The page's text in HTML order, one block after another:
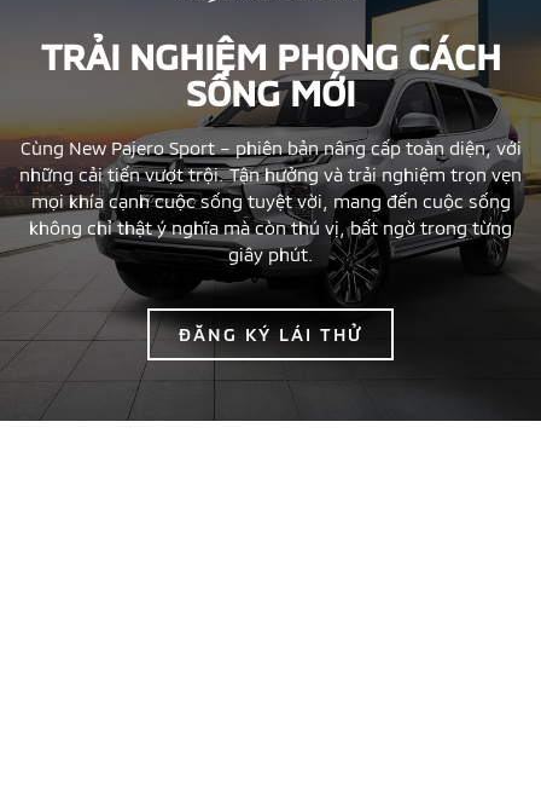
TRẢI NGHIỆM PHONG CÁCH
SỐNG MỚI
Cùng New Pajero Sport – phiên bản nâng cấp toàn diện, với
những cải tiến vượt trội. Tận hưởng và trải nghiệm trọn vẹn
mọi khía cạnh cuộc sống tuyệt vời, mang đến cuộc sống
không chỉ thật ý nghĩa mà còn thú vị, bất ngờ trong từng
giây phút.
ĐĂNG KÝ LÁI THỬ